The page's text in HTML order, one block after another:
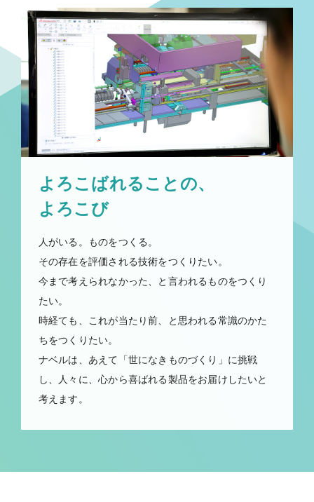
よろこばれることの、
よろこび
人がいる。ものをつくる。
その存在を評価される技術をつくりたい。
今まで考えられなかった、と言われるものをつくり
たい。
時経ても、これが当たり前、と思われる常識のかた
ちをつくりたい。
ナベルは、あえて「世になきものづくり」に挑戦
し、
人々に、心から喜ばれる製品をお届けしたいと
考えます。